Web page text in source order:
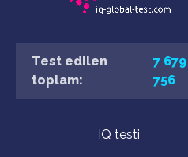
Test edilen
toplam:
7 679
756
IQ testi